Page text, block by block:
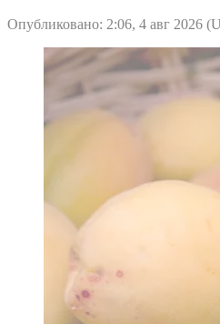
Опубликовано: 2:06, 4 авг 2026